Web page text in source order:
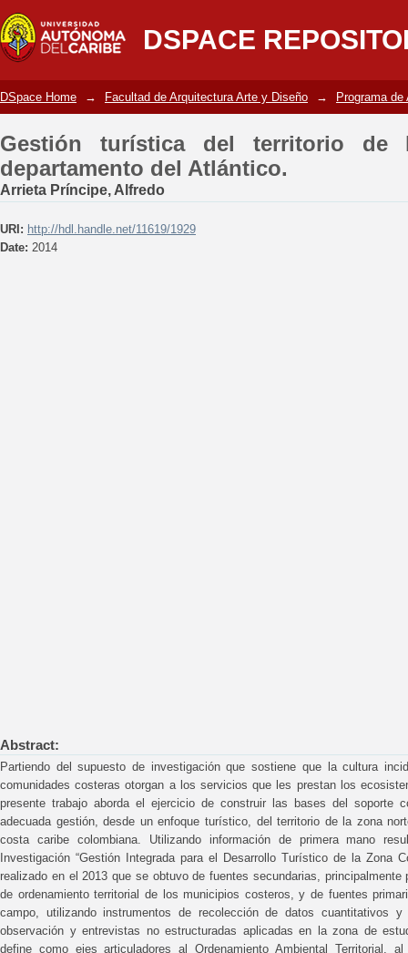
DSPACE
Gestión turística del territorio de la
DSpace Home → Facultad de Arquitectura Arte y Diseño → Programa de
Gestión turística del territorio de
departamento del Atlántico.
Arrieta Príncipe, Alfredo
URI: http://hdl.handle.net/11619/1929
Date: 2014
Abstract:
Partiendo del supuesto de investigación que sostiene que la cultura
comunidades costeras otorgan a los servicios que les prestan los
presente trabajo aborda el ejercicio de construir las bases del soporte
adecuada gestión, desde un enfoque turístico, del territorio de la zona
costa caribe colombiana. Utilizando información de primera mano
Investigación “Gestión Integrada para el Desarrollo Turístico de la Zona
realizado en el 2013 que se obtuvo de fuentes secundarias,
de ordenamiento territorial de los municipios costeros, y de fuentes
campo, utilizando instrumentos de recolección de datos cuantitativos
observación y entrevistas no estructuradas aplicadas en la zona de
define como ejes articuladores al Ordenamiento Ambiental